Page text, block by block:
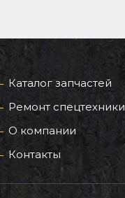
Каталог запчастей
Ремонт спецтехники
О компании
Контакты